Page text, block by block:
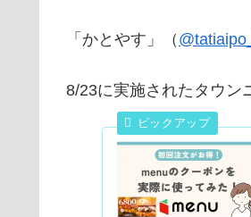
「かとやす」（
8/23に実施されたタウン